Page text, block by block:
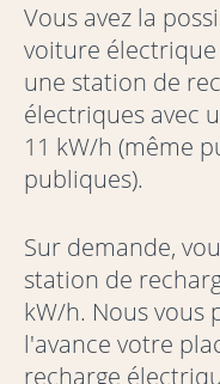
Vous avez la
voiture électrique
une station de
électriques avec
11 kW/h (même
publiques).
Sur demande,
station de
kW/h. Nous vous
l'avance votre
recharge